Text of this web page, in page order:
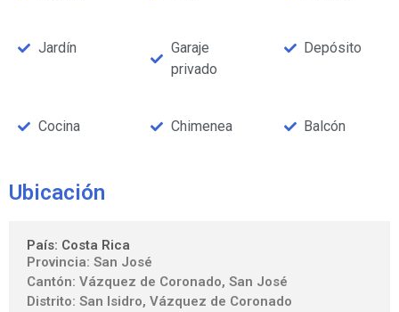
Jardín
Garaje
privado
Depósito
Cocina Chimenea Balcón
Ubicación
País: Costa Rica
Provincia: San José
Cantón: Vázquez de Coronado, San José
Distrito: San Isidro, Vázquez de Coronado